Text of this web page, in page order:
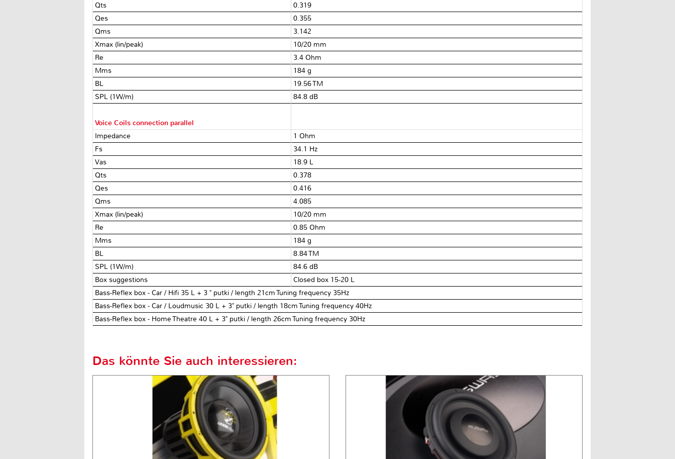
Qts
0.319
Qes
0.355
Qms
3.142
Xmax (lin/peak)
10/20 mm
Re
3.4 Ohm
Mms
184 g
BL
19.56 TM
SPL (1W/m)
84.8 dB
Voice Coils connection parallel
Impedance
1 Ohm
Fs
34.1 Hz
Vas
18.9 L
Qts
0.378
Qes
0.416
Qms
4.085
Xmax (lin/peak)
10/20 mm
Re
0.85 Ohm
Mms
184 g
BL
8.84 TM
SPL (1W/m)
84.6 dB
Box suggestions
Closed box 15-20 L
Bass-Reflex box - Car / Hifi 35 L + 3 " putki / length 21cm Tuning frequency 35Hz
Bass-Reflex box - Car / Loudmusic 30 L + 3" putki / length 18cm Tuning frequency 40Hz
Bass-Reflex box - Home Theatre 40 L + 3" putki / length 26cm Tuning frequency 30Hz
Das könnte Sie auch interessieren: